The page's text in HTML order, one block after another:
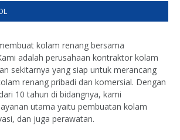
kolam renang bersama
adalah perusahaan kontraktor kolam
sekitarnya yang siap untuk merancang
renang pribadi dan komersial. Dengan
10 tahun di bidangnya, kami
utama yaitu pembuatan kolam
dan juga perawatan.